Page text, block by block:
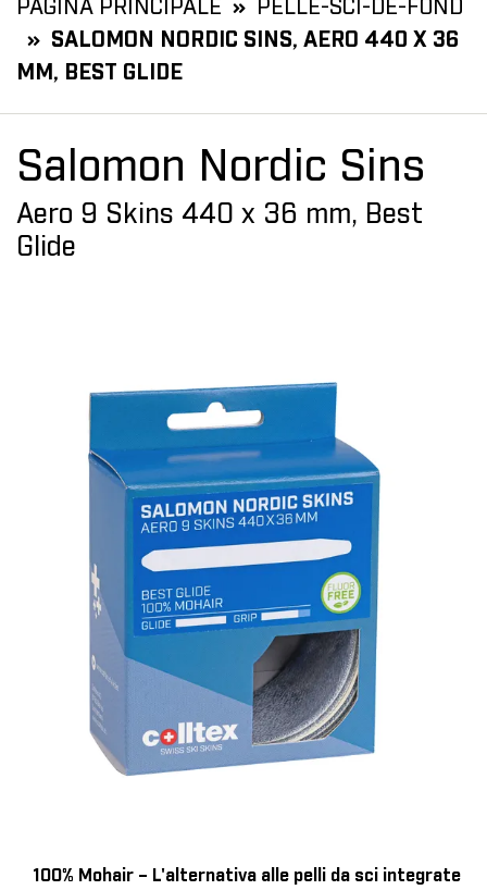
PAGINA PRINCIPALE
PELLE-SCI-DE-FOND
SALOMON NORDIC SINS, AERO 440 X 36
MM, BEST GLIDE
Salomon Nordic Sins
Aero 9 Skins 440 x 36 mm, Best
Glide
100% Mohair – L'alternativa alle pelli da sci integrate